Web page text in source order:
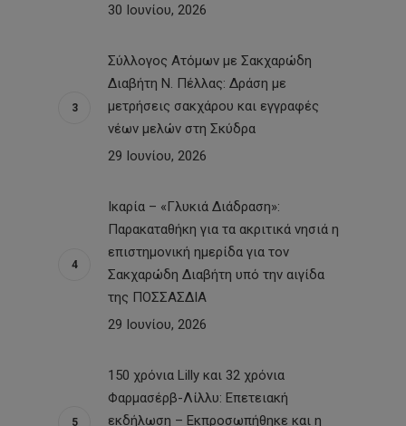
30 Ιουνίου, 2026
Σύλλογος Ατόμων με Σακχαρώδη
Διαβήτη Ν. Πέλλας: Δράση με
μετρήσεις σακχάρου και εγγραφές
νέων μελών στη Σκύδρα
29 Ιουνίου, 2026
Ικαρία – «Γλυκιά Διάδραση»:
Παρακαταθήκη για τα ακριτικά νησιά η
επιστημονική ημερίδα για τον
Σακχαρώδη Διαβήτη υπό την αιγίδα
της ΠΟΣΣΑΣΔΙΑ
29 Ιουνίου, 2026
150 χρόνια Lilly και 32 χρόνια
Φαρμασέρβ-Λίλλυ: Eπετειακή
εκδήλωση – Εκπροσωπήθηκε και η